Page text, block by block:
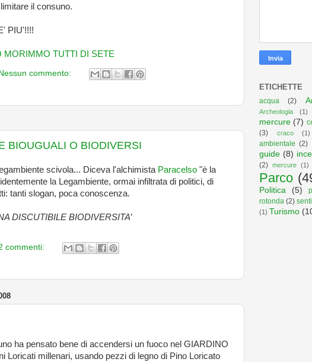
il consuno.
PIU'!!!!
MORIMMO TUTTI DI SETE
commento:
BIOUGUALI O BIODIVERSI
scivola... Diceva l'alchimista Paracelso "è la
la Legambiente, ormai infiltrata di politici, di
tanti slogan, poca conoscenza.
DISCUTIBILE BIODIVERSITA’
commenti:
ha pensato bene di accendersi un fuoco nel GIARDINO
Loricati millenari, usando pezzi di legno di Pino Loricato
ETICHETTE
acqua (2)
Archeologia
(1)
mercure (7)
(3)
craco (1)
ambientale (2)
guide (8)
(2) mercure (1)
Parco
Politica (5)
rotonda (2)
(1) Turismo